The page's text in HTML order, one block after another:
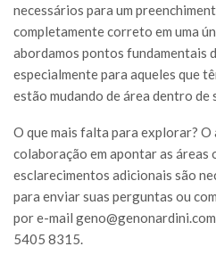
necessários para um
completamente correto em uma
abordamos pontos fundamentais
especialmente para aqueles que
estão mudando de área dentro de
O que mais falta para explorar?
colaboração em apontar as áreas
esclarecimentos adicionais são
para enviar suas perguntas ou
por e-mail geno@genonardini.com
5405 8315.